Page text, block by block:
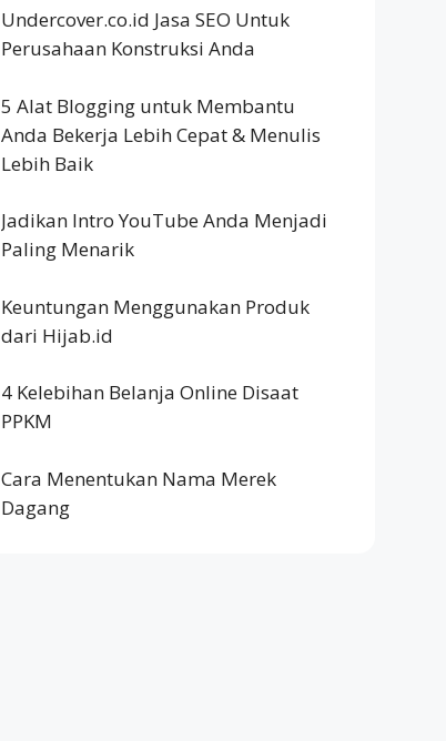
Undercover.co.id Jasa SEO Untuk
Perusahaan Konstruksi Anda
5 Alat Blogging untuk Membantu
Anda Bekerja Lebih Cepat & Menulis
Lebih Baik
Jadikan Intro YouTube Anda Menjadi
Paling Menarik
Keuntungan Menggunakan Produk
dari Hijab.id
4 Kelebihan Belanja Online Disaat
PPKM
Cara Menentukan Nama Merek
Dagang